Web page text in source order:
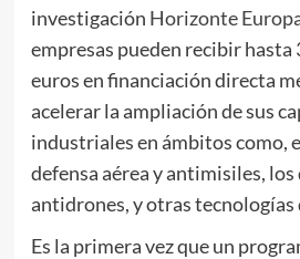
investigación Horizonte
empresas pueden recibir hasta
euros en financiación directa
acelerar la ampliación de sus
industriales en ámbitos como,
defensa aérea y antimisiles,
antidrones, y otras tecnologías
Es la primera vez que un